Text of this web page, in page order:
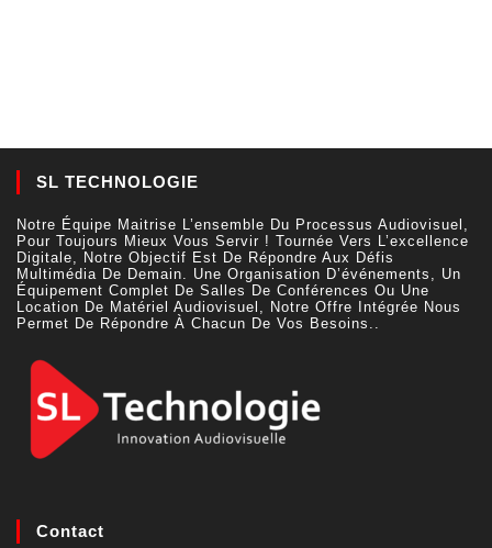
SL TECHNOLOGIE
Notre Équipe Maitrise L’ensemble Du Processus Audiovisuel,
Pour Toujours Mieux Vous Servir ! Tournée Vers L’excellence
Digitale, Notre Objectif Est De Répondre Aux Défis
Multimédia De Demain. Une Organisation D’événements, Un
Équipement Complet De Salles De Conférences Ou Une
Location De Matériel Audiovisuel, Notre Offre Intégrée Nous
Permet De Répondre À Chacun De Vos Besoins..
Contact